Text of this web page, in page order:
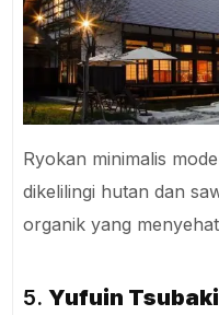
Ryokan minimalis
dikelilingi hutan dan
organik yang
5.Yufuin Tsubaki